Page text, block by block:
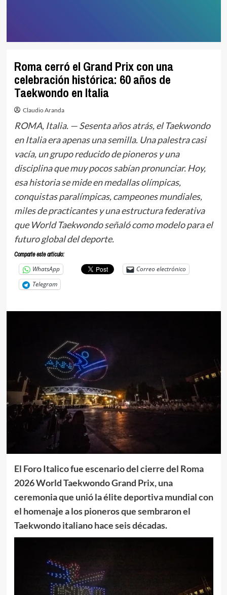
Roma cerró el Grand Prix con una
celebración histórica: 60 años de
Taekwondo en Italia
Claudio Aranda
ROMA, Italia. — Sesenta años atrás, el Taekwondo
en Italia era apenas una semilla. Una palestra casi
vacía, un grupo reducido de pioneros y una
disciplina que muy pocos sabían pronunciar. Hoy,
esa historia se mide en medallas olímpicas,
conquistas paralímpicas, campeones mundiales,
miles de practicantes y una estructura federativa
que World Taekwondo señaló como modelo para el
futuro global del deporte.
Comparte este articulo:
WhatsApp
Correo electrónico
Telegram
El Foro Italico fue escenario del cierre del Roma
2026 World Taekwondo Grand Prix, una
ceremonia que unió la élite deportiva mundial con
el homenaje a los pioneros que sembraron el
Taekwondo italiano hace seis décadas.